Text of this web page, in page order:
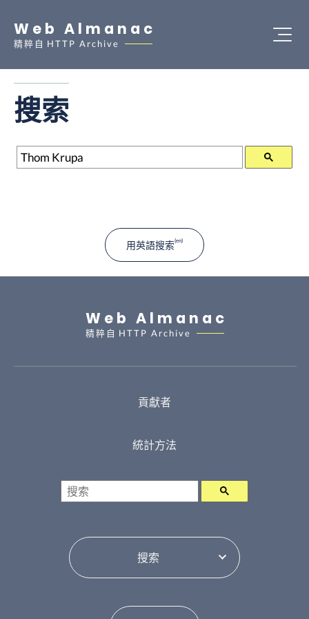
Web Almanac
精粹自 HTTP Archive
搜索
搜索
用英語搜索
Web Almanac
精粹自 HTTP Archive
貢獻者
統計方法
搜索
選擇目錄